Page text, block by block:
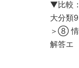
▼比較
大分類
＞⑧ 情
解答エ